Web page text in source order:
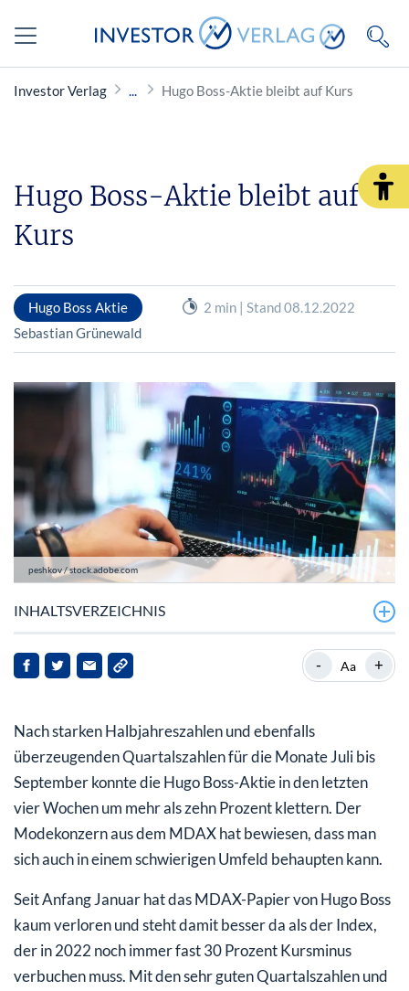
Investor Verlag Hugo Boss-Aktie bleibt auf Kurs
Hugo Boss-Aktie bleibt auf
Kurs
Hugo Boss Aktie
2 min | Stand 08.12.2022
Sebastian Grünewald
peshkov / stock.adobe.com
INHALTSVERZEICHNIS
Hugo Boss mit guten Zahlen und angehobenen
Prognosen
Analysten
- Aa +
Nach starken Halbjahreszahlen und ebenfalls
überzeugenden Quartalszahlen für die Monate Juli bis
September konnte die Hugo Boss-Aktie in den letzten
vier Wochen um mehr als zehn Prozent klettern. Der
Modekonzern aus dem MDAX hat bewiesen, dass man
sich auch in einem schwierigen Umfeld behaupten kann.
Seit Anfang Januar hat das MDAX-Papier von Hugo Boss
kaum verloren und steht damit besser da als der Index,
der in 2022 noch immer fast 30 Prozent Kursminus
verbuchen muss. Mit den sehr guten Quartalszahlen und